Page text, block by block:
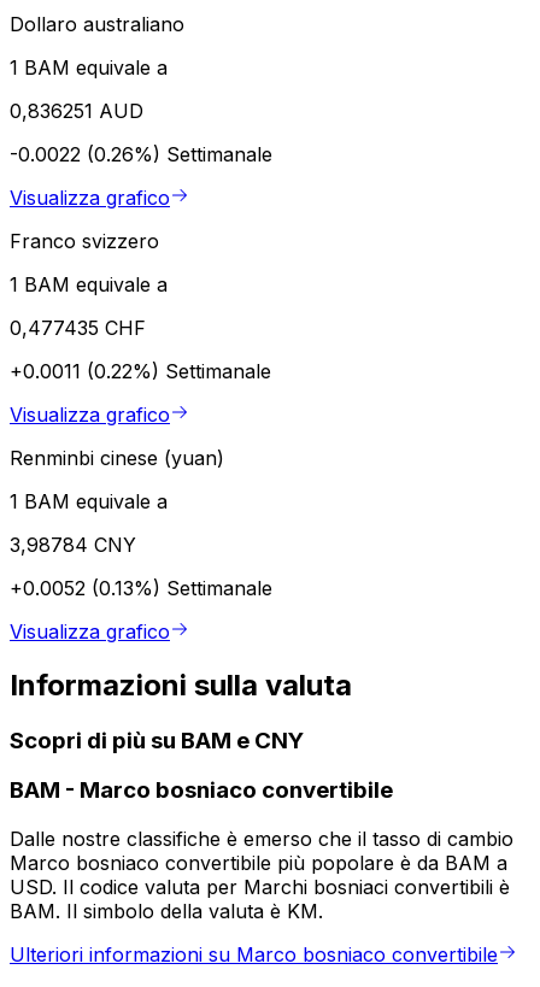
Dollaro australiano
1 BAM equivale a
0,836251 AUD
-0.0022 (0.26%) Settimanale
Visualizza grafico
Franco svizzero
1 BAM equivale a
0,477435 CHF
+0.0011 (0.22%) Settimanale
Visualizza grafico
Renminbi cinese (yuan)
1 BAM equivale a
3,98784 CNY
+0.0052 (0.13%) Settimanale
Visualizza grafico
Informazioni sulla valuta
Scopri di più su BAM e CNY
BAM - Marco bosniaco convertibile
Dalle nostre classifiche è emerso che il tasso di cambio
Marco bosniaco convertibile più popolare è da BAM a
USD. Il codice valuta per Marchi bosniaci convertibili è
BAM. Il simbolo della valuta è KM.
Ulteriori informazioni su Marco bosniaco convertibile